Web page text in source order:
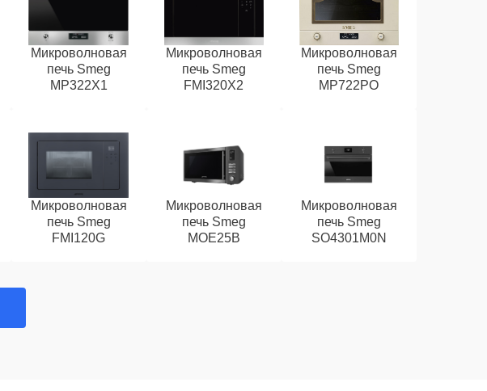
Микроволновая
печь Smeg
MP322X1
Микроволновая
печь Smeg
FMI320X2
Микроволновая
печь Smeg
MP722PO
Микроволновая
печь Smeg
FMI120G
Микроволновая
печь Smeg
MOE25B
Микроволновая
печь Smeg
SO4301M0N